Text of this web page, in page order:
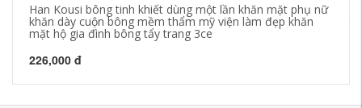
Han Kousi bông tinh khiết dùng một lần khăn mặt phụ nữ
khăn dày cuộn bông mềm thẩm mỹ viện làm đẹp khăn
mặt hộ gia đình bông tẩy trang 3ce
226,000 đ